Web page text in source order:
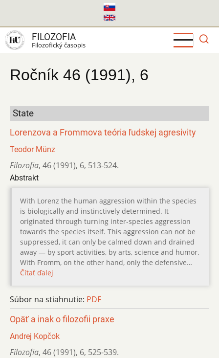
hlavný
obsah
FILOZOFIA
Filozofický časopis
Ročník 46 (1991), 6
State
Lorenzova a Frommova teória ľudskej agresivity
Teodor Münz
Filozofia, 46 (1991), 6, 513-524.
Abstrakt
With Lorenz the human aggression within the species
is biologically and instinctively determined. It
originated through turning inter-species aggression
towards the species itself. This aggression can not be
suppressed, it can only be calmed down and drained
away — by sport activities, by arts, science and humor.
With Fromm, on the other hand, only the defensive…
Čítať ďalej
Súbor na stiahnutie: PDF
Opäť a inak o filozofii praxe
Andrej Kopčok
Filozofia, 46 (1991), 6, 525-539.